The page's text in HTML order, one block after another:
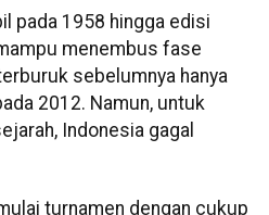
pada 1958 hingga edisi
menembus fase
sebelumnya hanya
2012. Namun, untuk
Indonesia gagal
turnamen dengan cukup